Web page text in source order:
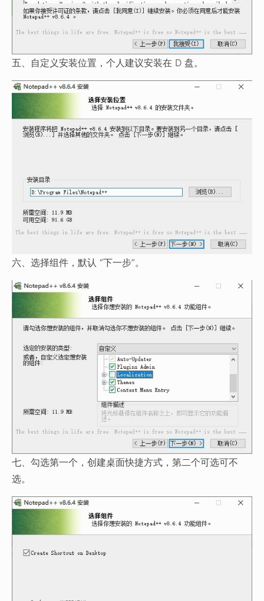
五、自定义安装位置，个人建议安装在 D 盘。
六、选择组件，默认 “下一步”。
七、勾选第一个，创建桌面快捷方式，第二个可选可不
选。